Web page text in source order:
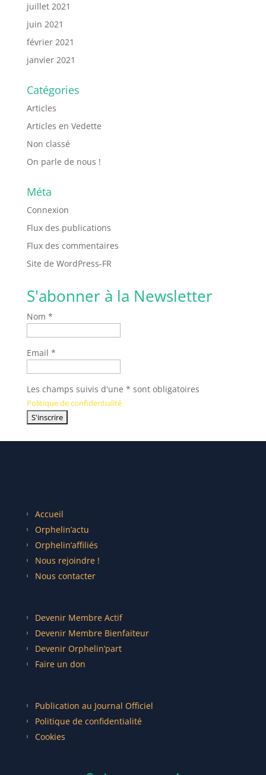
juillet 2021
juin 2021
février 2021
janvier 2021
Catégories
Articles
Articles en Vedette
Non classé
On parle de nous !
Méta
Connexion
Flux des publications
Flux des commentaires
Site de WordPress-FR
S'abonner à la Newsletter
Nom *
Email *
Les champs suivis d'une * sont obligatoires
Politique de confidentialité
Accueil
Orphelin’actu
Orphelin’affiliés
Nous rejoindre !
Nous contacter
Devenir Membre Actif
Devenir Membre Bienfaiteur
Devenir Orphelin’part
Faire un don
Publication au Journal Officiel
Politique de confidentialité
Cookies